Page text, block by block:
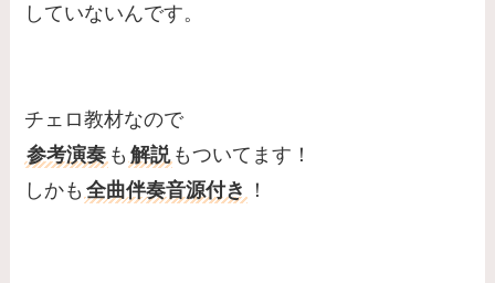
していないんです。
チェロ教材なので
参考演奏 も 解説 もついてます！
しかも 全曲伴奏音源付き ！